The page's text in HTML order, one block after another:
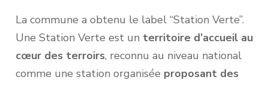
La commune a obtenu le label “Station Verte”.
Une Station Verte est un territoire d’accueil au
cœur des terroirs, reconnu au niveau national
comme une station organisée proposant des